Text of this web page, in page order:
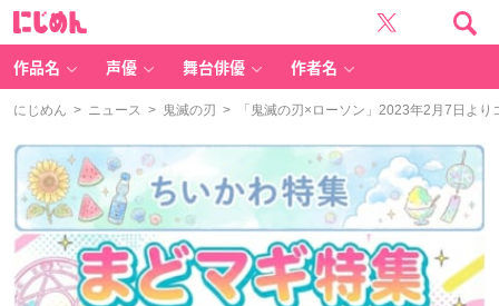
作品名 声優 舞台俳優 作者名
にじめん > ニュース > 鬼滅の刃 > 「鬼滅の刃×ローソン」2023年2月7日より